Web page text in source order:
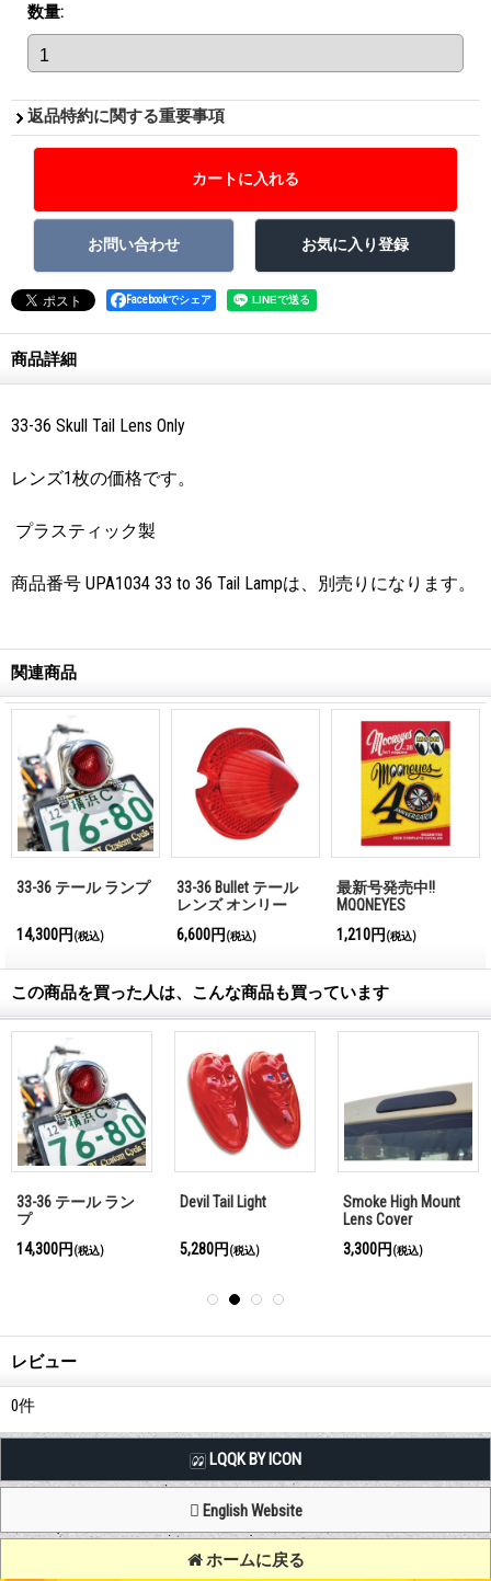
数量:
返品特約に関する重要事項
Facebookでシェア
商品詳細
33-36 Skull Tail Lens Only
レンズ1枚の価格です。
プラスティック製
商品番号 UPA1034 33 to 36 Tail Lampは、別売りになります。
関連商品
33-36 テール ランプ
14,300円 (税込)
33-36 Bullet テール
レンズ オンリー
6,600円 (税込)
最新号発売中!!
MQQNEYES
Magazine No.28 2026
1,210円 (税込)
この商品を買った人は、こんな商品も買っています
33-36 テール ラン
プ
14,300円 (税込)
Devil Tail Light
5,280円 (税込)
Smoke High Mount
Lens Cover
3,300円 (税込)
レビュー
0件
LQQK BY ICON
English Website
ホームに戻る